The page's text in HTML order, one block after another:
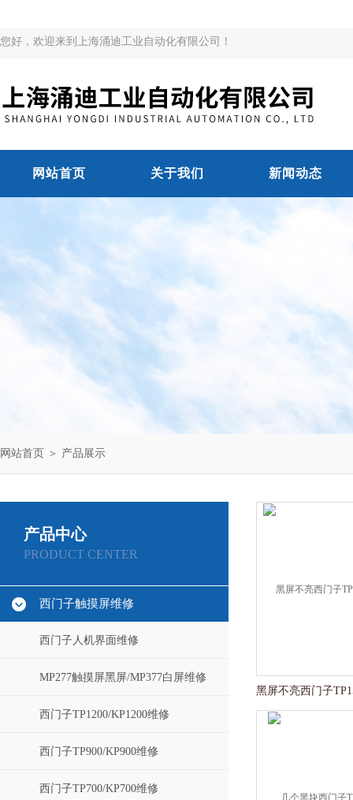
您好，欢迎来到上海涌迪工业自动化有限公司！
网站首页 关于我们 新闻动态
网站首页 ＞ 产品展示
产品中心
PRODUCT CENTER
西门子触摸屏维修
西门子人机界面维修
MP277触摸屏黑屏/MP377白屏维修
西门子TP1200/KP1200维修
西门子TP900/KP900维修
西门子TP700/KP700维修